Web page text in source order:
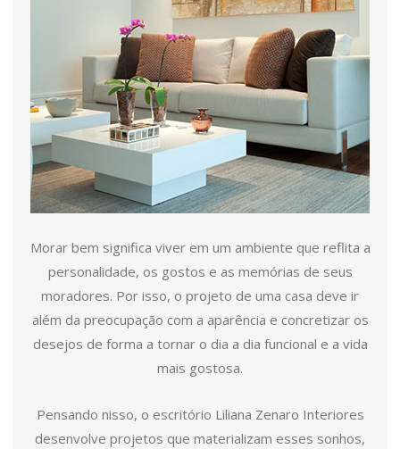
Morar bem significa viver em um ambiente que reflita a
personalidade, os gostos e as memórias de seus
moradores. Por isso, o projeto de uma casa deve ir
além da preocupação com a aparência e concretizar os
desejos de forma a tornar o dia a dia funcional e a vida
mais gostosa.
Pensando nisso, o escritório Liliana Zenaro Interiores
desenvolve projetos que materializam esses sonhos,